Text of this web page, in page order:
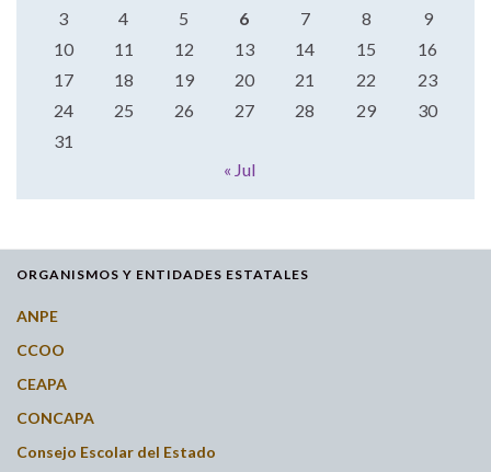
3
4 5 6 7 8
9
10
11 12 13 14 15
16
17
18 19 20 21 22
23
24
25 26 27 28 29
30
31
« Jul
ORGANISMOS Y ENTIDADES ESTATALES
ANPE
CCOO
CEAPA
CONCAPA
Consejo Escolar del Estado